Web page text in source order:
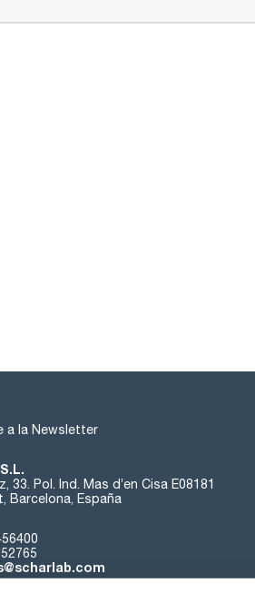
a la Newsletter
33. Pol. Ind. Mas d’en Cisa E08181
Barcelona, España